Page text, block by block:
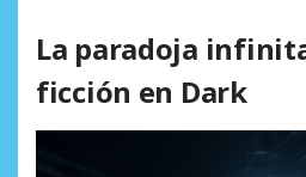
La paradoja
ficción en Dark